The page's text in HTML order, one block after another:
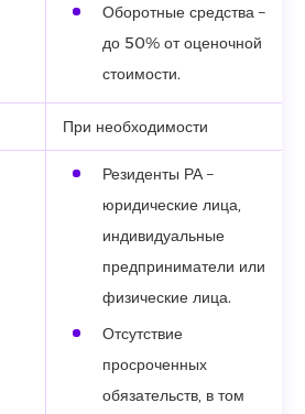
Оборотные средства –
до 50% от оценочной
стоимости.
При необходимости
Резиденты РА –
юридические лица,
индивидуальные
предприниматели или
физические лица.
Отсутствие
просроченных
обязательств, в том